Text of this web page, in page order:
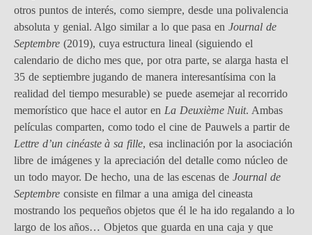
otros puntos de interés, como siempre, desde una polivalencia
absoluta y genial. Algo similar a lo que pasa en Journal de
Septembre (2019), cuya estructura lineal (siguiendo el
calendario de dicho mes que, por otra parte, se alarga hasta el
35 de septiembre jugando de manera interesantísima con la
realidad del tiempo mesurable) se puede asemejar al recorrido
memorístico que hace el autor en La Deuxième Nuit. Ambas
películas comparten, como todo el cine de Pauwels a partir de
Lettre d’un cinéaste à sa fille, esa inclinación por la asociación
libre de imágenes y la apreciación del detalle como núcleo de
un todo mayor. De hecho, una de las escenas de Journal de
Septembre consiste en filmar a una amiga del cineasta
mostrando los pequeños objetos que él le ha ido regalando a lo
largo de los años… Objetos que guarda en una caja y que